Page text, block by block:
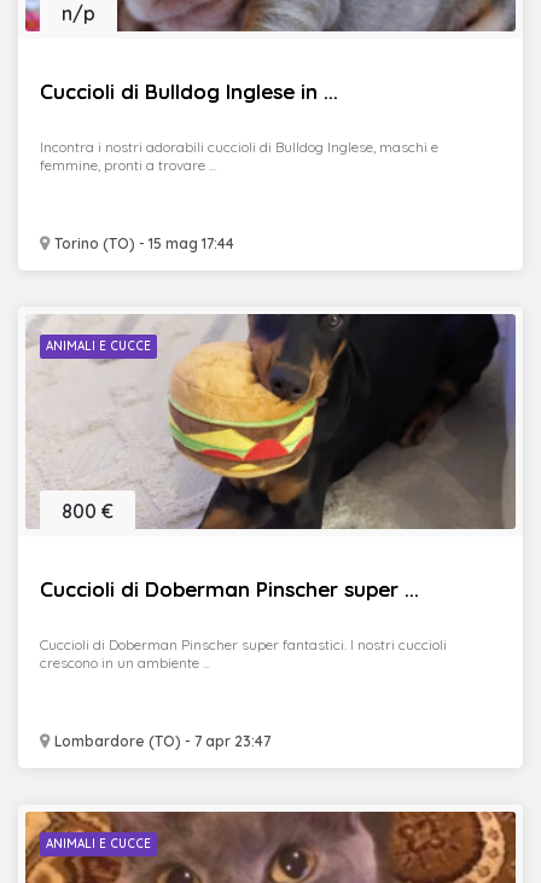
Cuccioli di Bulldog Inglese in ...
Torino (TO) - 15 mag 17:44
n/p
Incontra i nostri adorabili cuccioli di Bulldog Inglese, maschi e
femmine, pronti a trovare ...
ANIMALI E CUCCE
Cuccioli di Doberman Pinscher super ...
Lombardore (TO) - 7 apr 23:47
800 €
Cuccioli di Doberman Pinscher super fantastici. I nostri cuccioli
crescono in un ambiente ...
ANIMALI E CUCCE